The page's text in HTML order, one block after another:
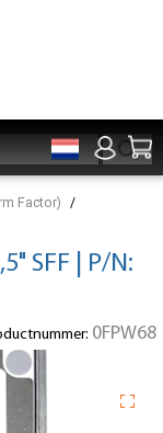
Factor)
SFF | P/N:
0FPW68